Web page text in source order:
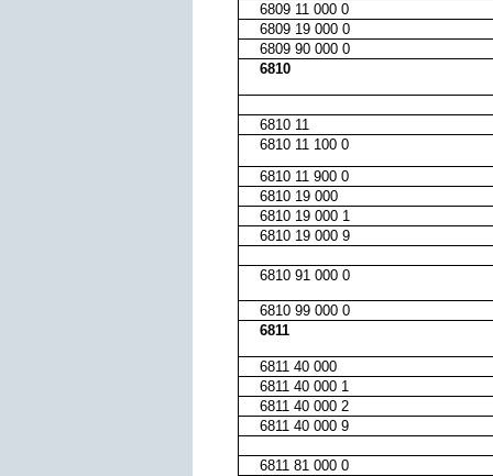
6809 11 000 0
6809 19 000 0
6809 90 000 0
6810
6810 11
6810 11 100 0
6810 11 900 0
6810 19 000
6810 19 000 1
6810 19 000 9
6810 91 000 0
6810 99 000 0
6811
6811 40 000
6811 40 000 1
6811 40 000 2
6811 40 000 9
6811 81 000 0